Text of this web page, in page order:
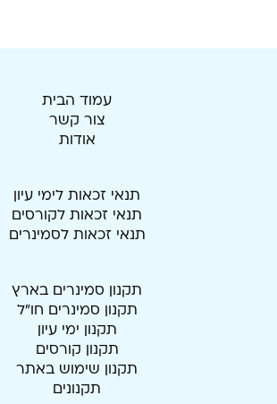
עמוד הבית
צור קשר
אודות
תנאי זכאות לימי עיון
תנאי זכאות לקורסים
תנאי זכאות לסמינרים
תקנון סמינרים בארץ
תקנון סמינרים חו"ל
תקנון ימי עיון
תקנון קורסים
תקנון שימוש באתר
תקנונים